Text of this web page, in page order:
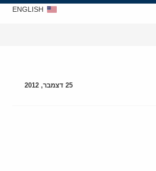
ENGLISH
25 דצמבר, 2012